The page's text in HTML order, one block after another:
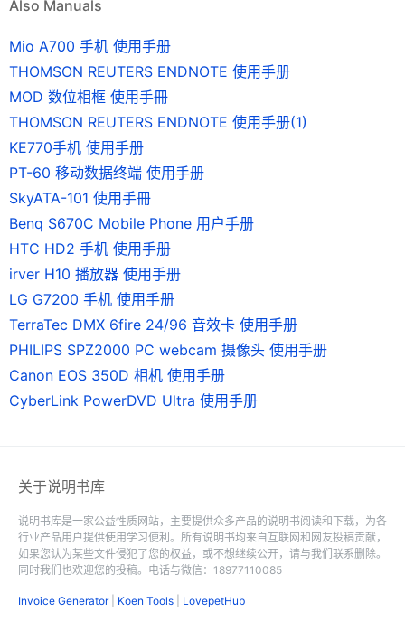
Also Manuals
Mio A700 手机 使用手册
THOMSON REUTERS ENDNOTE 使用手册
MOD 数位相框 使用手冊
THOMSON REUTERS ENDNOTE 使用手册(1)
KE770手机 使用手册
PT-60 移动数据终端 使用手册
SkyATA-101 使用手冊
Benq S670C Mobile Phone 用户手册
HTC HD2 手机 使用手册
irver H10 播放器 使用手册
LG G7200 手机 使用手册
TerraTec DMX 6fire 24/96 音效卡 使用手册
PHILIPS SPZ2000 PC webcam 摄像头 使用手册
Canon EOS 350D 相机 使用手册
CyberLink PowerDVD Ultra 使用手册
关于说明书库
说明书库是一家公益性质网站，主要提供众多产品的说明书阅读和下载，为各
行业产品用户提供使用学习便利。所有说明书均来自互联网和网友投稿贡献，
如果您认为某些文件侵犯了您的权益，或不想继续公开，请与我们联系删除。
同时我们也欢迎您的投稿。电话与微信：18977110085
Invoice Generator| Koen Tools LovepetHub